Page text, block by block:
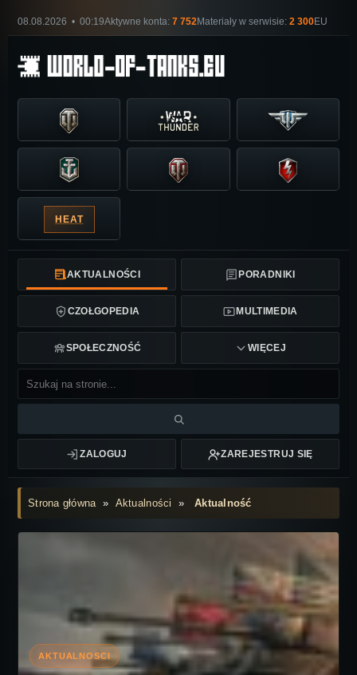
08.08.2026 • 00:19Aktywne konta: 7 752Materiały w serwisie: 2 300EU
HEAT
AKTUALNOŚCI PORADNIKI
CZOŁGOPEDIA MULTIMEDIA
SPOŁECZNOŚĆ WIĘCEJ
ZALOGUJ ZAREJESTRUJ SIĘ
Strona główna» Aktualności »Aktualność